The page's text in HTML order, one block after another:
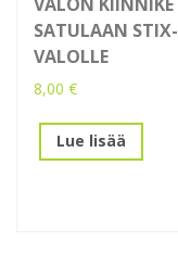
SATULAAN STIX-
VALOLLE
8,00 €
Lue lisää